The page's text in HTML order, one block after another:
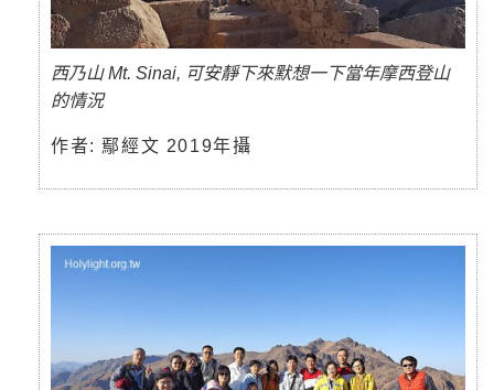
西乃山 Mt. Sinai, 可安靜下來默想一下當年摩西登山
的情況
作者: 鄢經文 2019年攝